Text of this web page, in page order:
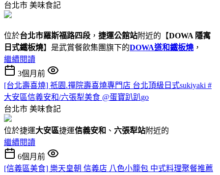
台北市 美味食記
位於台北市羅斯福路四段 ， 捷運公館站附近的【DOWA 隱寓
日式鐵板燒】是武賞餐飲集團旗下的DOWA道和鐵板燒 ，
繼續閱讀
3個月前
[台北壽喜燒] 祇園.禪院壽喜燒專門店 台北頂級日式sukiyaki #
大安區信義安和/六張犁美食 @蛋寶趴趴go
台北市 美味食記
位於捷運大安區捷運信義安和 、 六張犁站附近的
繼續閱讀
6個月前
[信義區美食] 樂天皇朝 信義店 八色小籠包 中式料理聚餐推薦